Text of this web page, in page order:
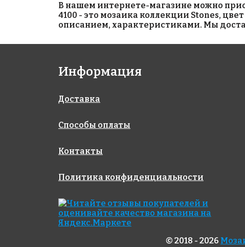
3400 руб./м²
5605 Olympic
317x317
4500 руб./м²
556
В нашем интернете-магазине можно
4100 - это мозаика коллекции Stones,
описанием, характеристиками. Мы
Информация
Доставка
Способы оплаты
Контакты
Политика конфиденциальности
© 2018 - 2026